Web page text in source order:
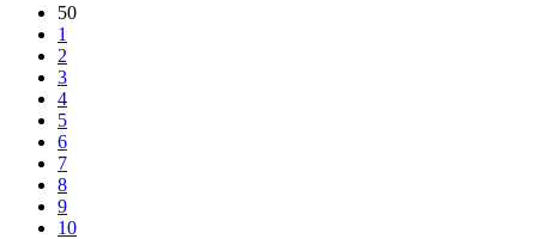
50
1
2
3
4
5
6
7
8
9
10